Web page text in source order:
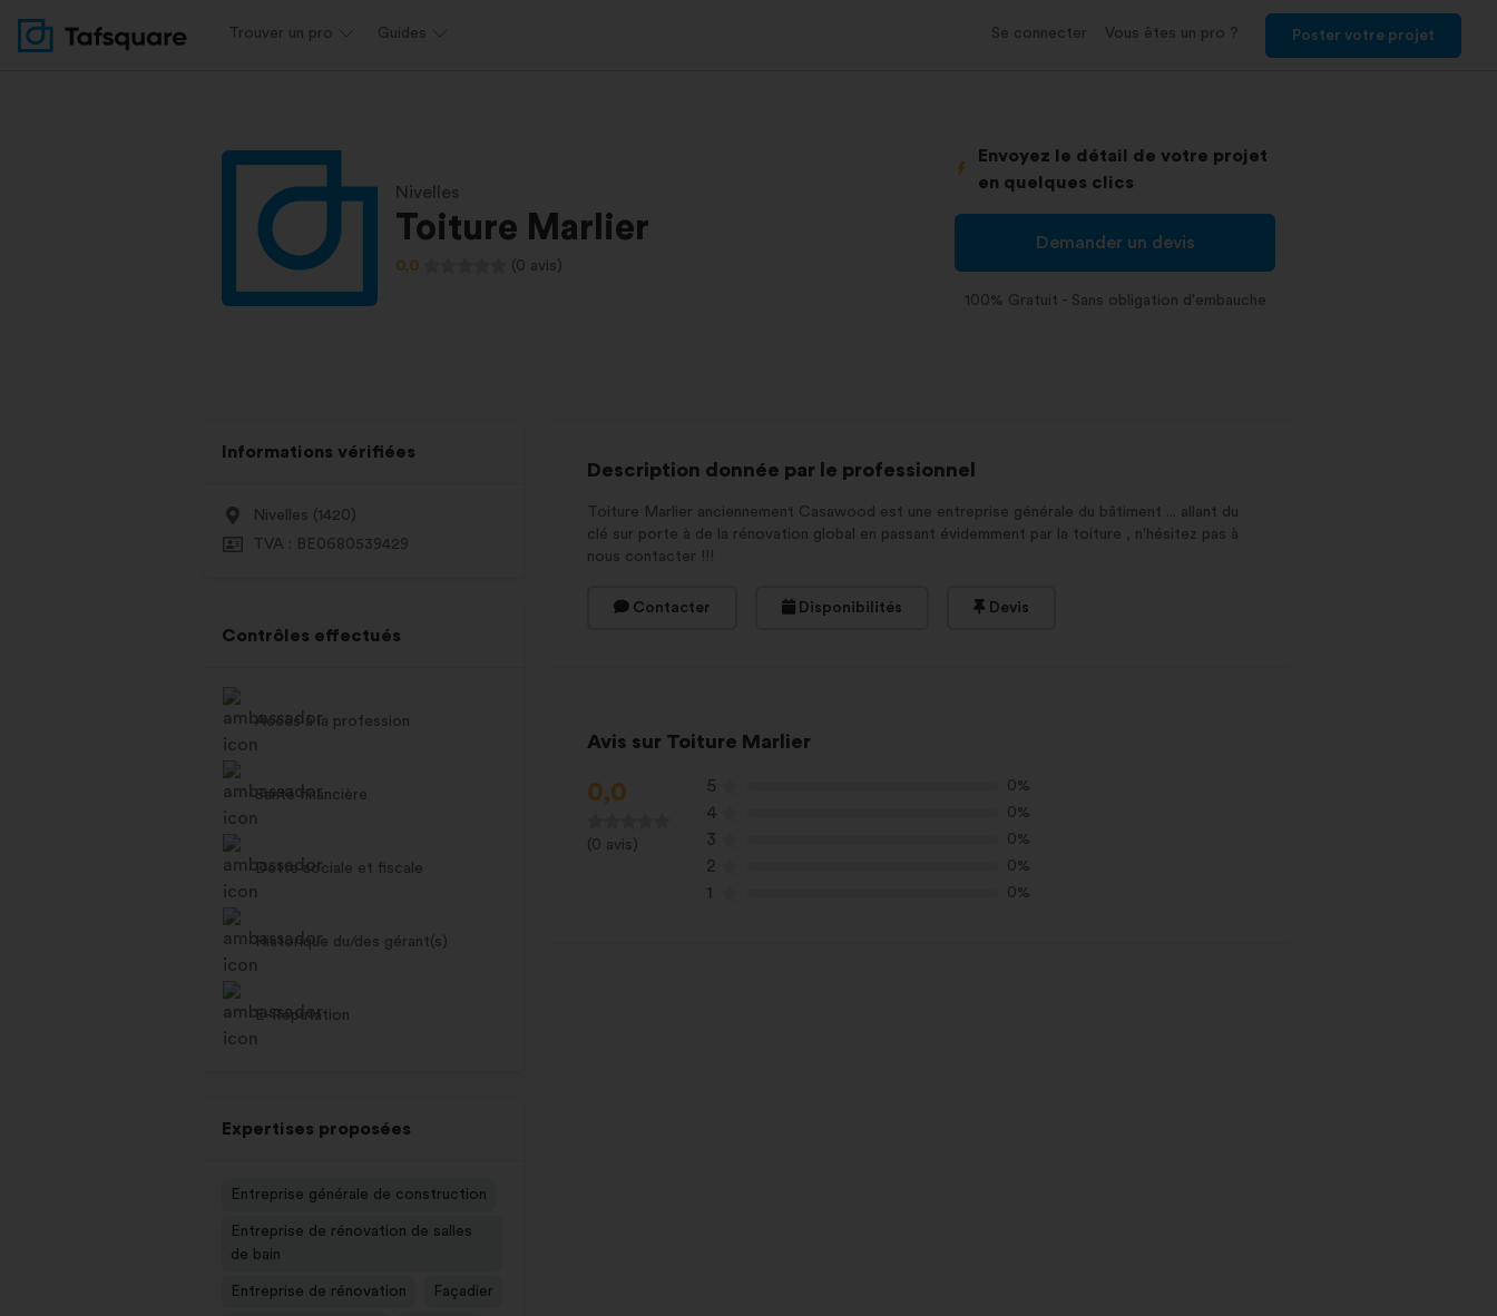
Trouver un pro Guides Se connecter Vous êtes un pro ? Poster votre projet
Nivelles
Toiture Marlier
0,0 (0 avis)
Envoyez le détail de votre projet
en quelques clics
Demander un devis
100% Gratuit - Sans obligation d'embauche
Informations vérifiées
Nivelles (1420)
TVA : BE0680539429
Contrôles effectués
Accès à la profession
Santé financière
Dette sociale et fiscale
Historique du/des gérant(s)
E-Réputation
Expertises proposées
Entreprise générale de construction
Entreprise de rénovation de salles
de bain
Entreprise de rénovation Façadier
Description donnée par le professionnel
Toiture Marlier anciennement Casawood est une entreprise générale du bâtiment ... allant du
clé sur porte à de la rénovation global en passant évidemment par la toiture , n'hésitez pas à
nous contacter !!!
Contacter Disponibilités Devis
Avis sur Toiture Marlier
0,0
(0 avis)
5 0%
4 0%
3 0%
2 0%
1 0%